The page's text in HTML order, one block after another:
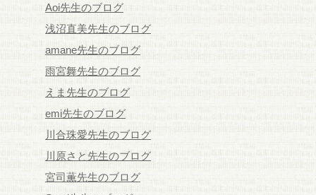
Aoi先生のブログ
浅沼直美先生のブログ
amane先生のブログ
雨宮舞先生のブログ
えま先生のブログ
emi先生のブログ
川合珠愛先生のブログ
川原さと先生のブログ
宮司薫先生のブログ